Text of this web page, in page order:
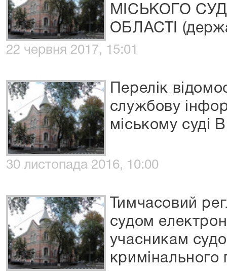
МІСЬКОГО
ОБЛАСТІ
22 червня 2017, 15:01
Перелік
службову
міському суді
30 листопада 2016, 10:00
Тимчасовий
судом
учасникам